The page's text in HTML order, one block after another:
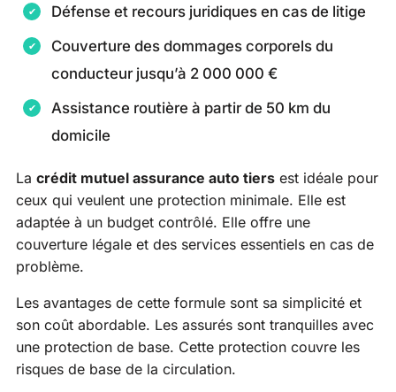
Défense et recours juridiques en cas de litige
Couverture des dommages corporels du
conducteur jusqu’à 2 000 000 €
Assistance routière à partir de 50 km du
domicile
La crédit mutuel assurance auto tiers est idéale pour
ceux qui veulent une protection minimale. Elle est
adaptée à un budget contrôlé. Elle offre une
couverture légale et des services essentiels en cas de
problème.
Les avantages de cette formule sont sa simplicité et
son coût abordable. Les assurés sont tranquilles avec
une protection de base. Cette protection couvre les
risques de base de la circulation.